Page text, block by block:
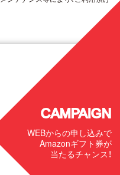
CAMPAIGN
WEBからの申し込みで
Amazonギフト券が
当たるチャンス！